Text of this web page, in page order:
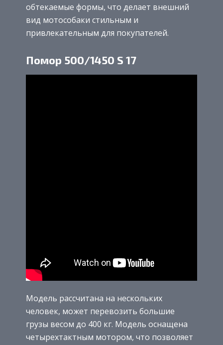
обтекаемые формы, что делает внешний
вид мотособаки стильным и
привлекательным для покупателей.
Помор 500/1450 S 17
Модель рассчитана на нескольких
человек, может перевозить большие
грузы весом до 400 кг. Модель оснащена
четырехтактным мотором, что позволяет